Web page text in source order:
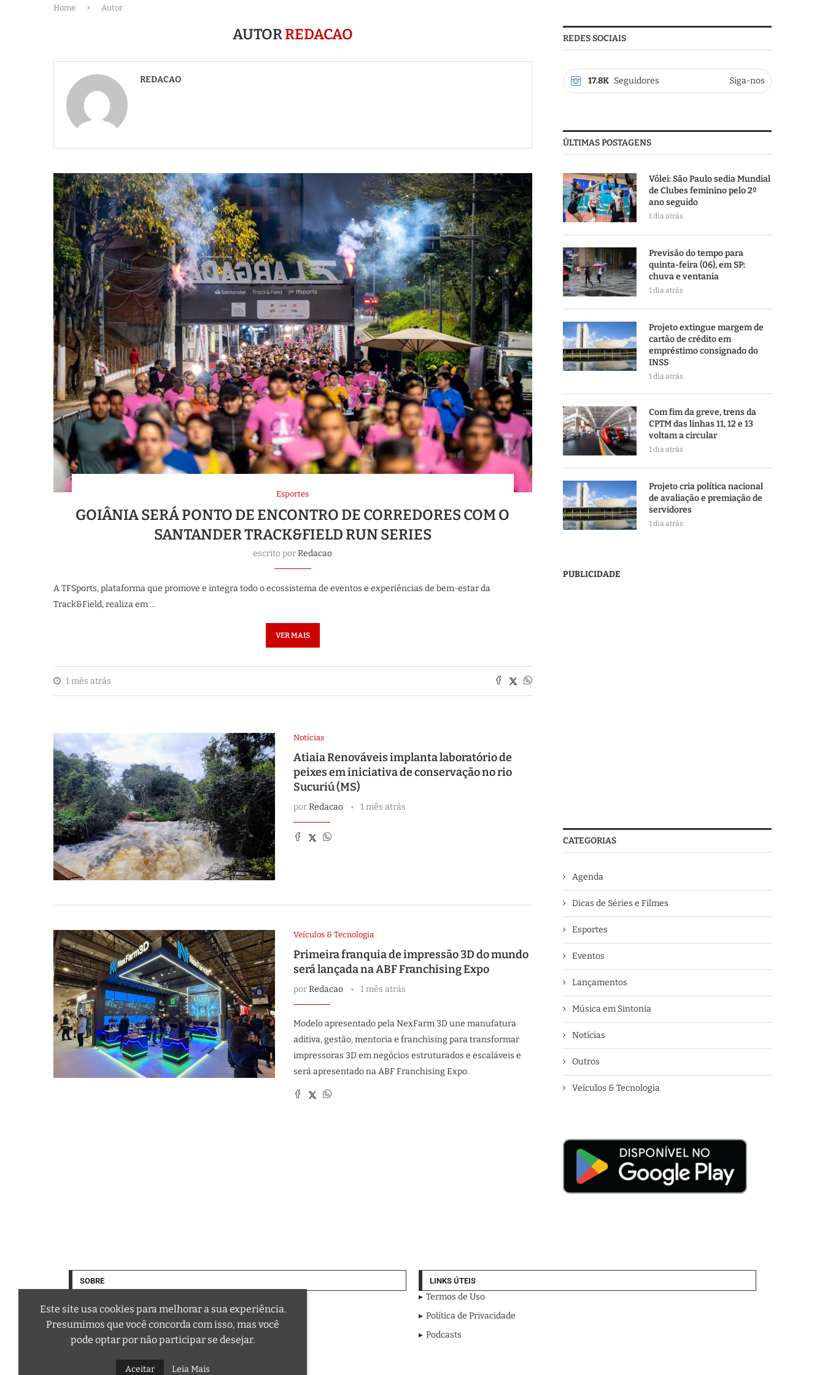
Home Autor
AUTORREDACAO
REDACAO
Esportes
GOIÂNIA SERÁ PONTO DE ENCONTRO DE CORREDORES COM O
SANTANDER TRACK&FIELD RUN SERIES
escrito porRedacao
A TFSports, plataforma que promove e integra todo o ecossistema de eventos e experiências de bem-estar da
Track&Field, realiza em …
VER MAIS
1 mês atrás
Notícias
Atiaia Renováveis implanta laboratório de
peixes em iniciativa de conservação no rio
Sucuriú (MS)
porRedacao 1 mês atrás
Veículos & Tecnologia
Primeira franquia de impressão 3D do mundo
será lançada na ABF Franchising Expo
porRedacao 1 mês atrás
Modelo apresentado pela NexFarm 3D une manufatura
aditiva, gestão, mentoria e franchising para transformar
impressoras 3D em negócios estruturados e escaláveis e
será apresentado na ABF Franchising Expo.
REDES SOCIAIS
17.8K Seguidores Siga-nos
ÚLTIMAS POSTAGENS
Vôlei: São Paulo sedia Mundial
de Clubes feminino pelo 2º
ano seguido
1 dia atrás
Previsão do tempo para
quinta-feira (06), em SP:
chuva e ventania
1 dia atrás
Projeto extingue margem de
cartão de crédito em
empréstimo consignado do
INSS
1 dia atrás
Com fim da greve, trens da
CPTM das linhas 11, 12 e 13
voltam a circular
1 dia atrás
Projeto cria política nacional
de avaliação e premiação de
servidores
1 dia atrás
PUBLICIDADE
CATEGORIAS
Agenda
Dicas de Séries e Filmes
Esportes
Eventos
Lançamentos
Música em Sintonia
Notícias
Outros
Veículos & Tecnologia
SOBRE
A trilha sonora da sua vida
Email: contato@curtafm.com
LINKS ÚTEIS
Termos de Uso
Política de Privacidade
Podcasts
Este site usa cookies para melhorar a sua experiência.
Presumimos que você concorda com isso, mas você
pode optar por não participar se desejar.
Aceitar Leia Mais